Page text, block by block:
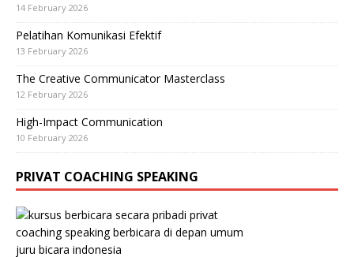
14 February 2026
Pelatihan Komunikasi Efektif
13 February 2026
The Creative Communicator Masterclass
12 February 2026
High-Impact Communication
10 February 2026
PRIVAT COACHING SPEAKING